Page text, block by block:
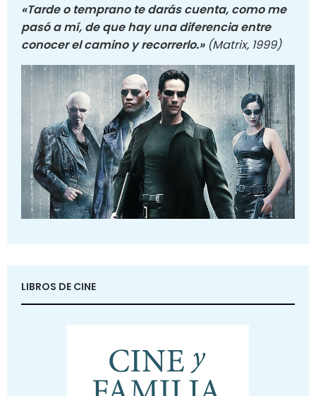
«Tarde o temprano te darás cuenta, como me
pasó a mí, de que hay una diferencia entre
conocer el camino y recorrerlo.» (Matrix, 1999)
LIBROS DE CINE